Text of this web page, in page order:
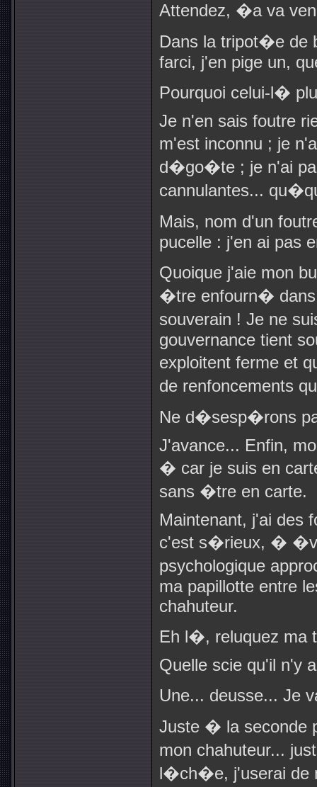
Attendez, �a va
Dans la tripot�e de
farci, j'en pige un,
Pourquoi celui-l�
Je n'en sais foutre
m'est inconnu ; je
d�go�te ; je n'ai
cannulantes...
Mais, nom d'un
pucelle : j'en ai pas
Quoique j'aie mon
�tre enfourn� dans
souverain ! Je ne
gouvernance tient
exploitent ferme et
de renfoncements
Ne d�sesp�rons
J'avance... Enfin,
� car je suis en
sans �tre en carte.
Maintenant, j'ai des
c'est s�rieux, �
psychologique
ma papillotte entre
chahuteur.
Eh l�, reluquez ma
Quelle scie qu'il n'y
Une... deusse... Je
Juste � la seconde
mon chahuteur...
l�ch�e, j'userai de